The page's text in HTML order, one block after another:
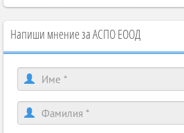
Напиши мнение за АСПО ЕООД